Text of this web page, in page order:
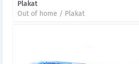
Plakat
Out of home / Plakat